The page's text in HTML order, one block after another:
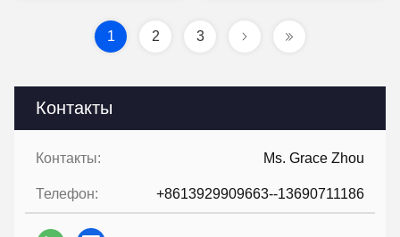
Контакты
Контакты: Ms. Grace Zhou
Телефон: +8613929909663--13690711186
1 2 3